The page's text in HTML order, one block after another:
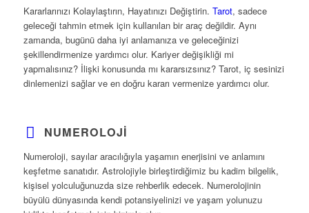
Kararlarınızı Kolaylaştırın, Hayatınızı Değiştirin. Tarot, sadece
geleceği tahmin etmek için kullanılan bir araç değildir. Aynı
zamanda, bugünü daha iyi anlamanıza ve geleceğinizi
şekillendirmenize yardımcı olur. Kariyer değişikliği mi
yapmalısınız? İlişki konusunda mı kararsızsınız? Tarot, iç sesinizi
dinlemenizi sağlar ve en doğru kararı vermenize yardımcı olur.
NUMEROLOJI
Numeroloji, sayılar aracılığıyla yaşamın enerjisini ve anlamını
keşfetme sanatıdır. Astrolojiyle birleştirdiğimiz bu kadim bilgelik,
kişisel yolculuğunuzda size rehberlik edecek. Numerolojinin
büyülü dünyasında kendi potansiyelinizi ve yaşam yolunuzu